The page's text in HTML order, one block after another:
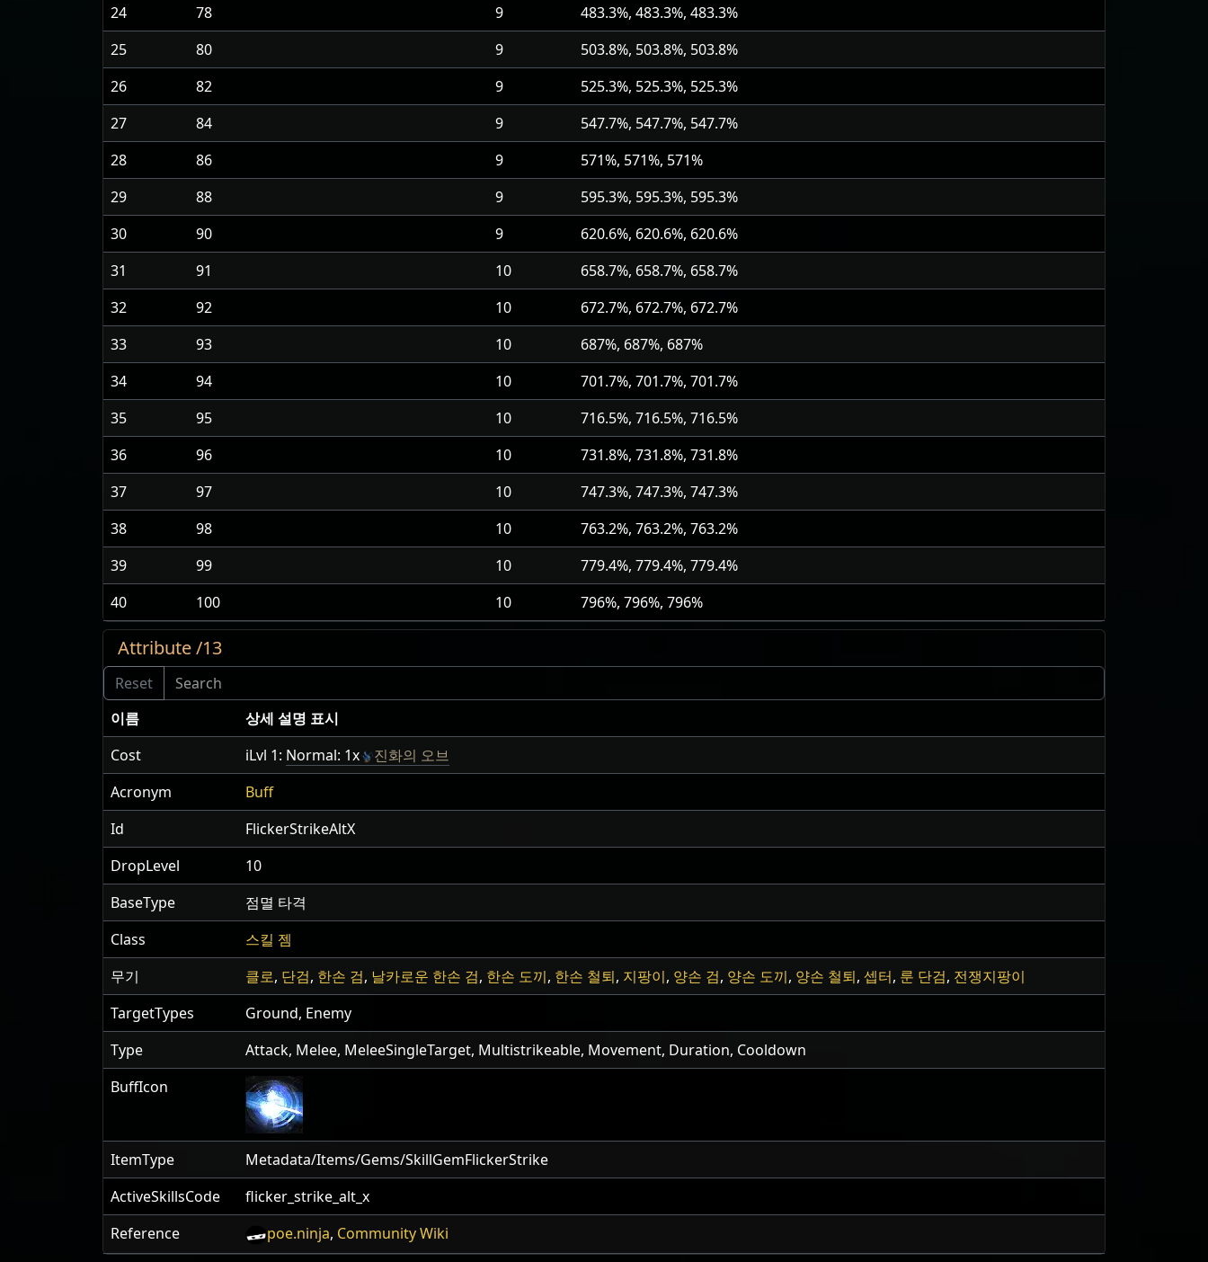
24
78 9
483.3%, 483.3%, 483.3%
25
80 9
503.8%, 503.8%, 503.8%
26
82 9
525.3%, 525.3%, 525.3%
27
84 9
547.7%, 547.7%, 547.7%
28
86 9
571%, 571%, 571%
29
88 9
595.3%, 595.3%, 595.3%
30
90 9
620.6%, 620.6%, 620.6%
31
91 10
658.7%, 658.7%, 658.7%
32
92 10
672.7%, 672.7%, 672.7%
33
93 10
687%, 687%, 687%
34
94 10
701.7%, 701.7%, 701.7%
35
95 10
716.5%, 716.5%, 716.5%
36
96 10
731.8%, 731.8%, 731.8%
37
97 10
747.3%, 747.3%, 747.3%
38
98 10
763.2%, 763.2%, 763.2%
39
99 10
779.4%, 779.4%, 779.4%
40
100 10 796%, 796%, 796%
Attribute /13
이름
상세 설명 표시
Cost
iLvl 1: Normal: 1x
진화의 오브
Acronym
Buff
Id
FlickerStrikeAltX
DropLevel
10
BaseType
점멸 타격
Class
스킬 젬
무기
클로, 단검, 한손 검, 날카로운 한손 검, 한손 도끼, 한손 철퇴, 지팡이, 양손 검, 양손 도끼, 양손 철퇴, 셉터, 룬 단검, 전쟁지팡이
TargetTypes
Ground, Enemy
Type
Attack, Melee, MeleeSingleTarget, Multistrikeable, Movement, Duration, Cooldown
BuffIcon
ItemType
Metadata/Items/Gems/SkillGemFlickerStrike
ActiveSkillsCode
flicker_strike_alt_x
Reference
poe.ninja, Community Wiki